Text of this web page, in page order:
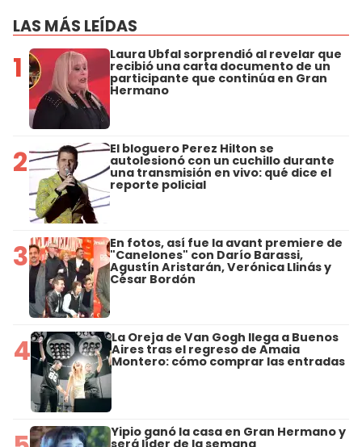
LAS MÁS LEÍDAS
1 Laura Ubfal sorprendió al revelar que
recibió una carta documento de un
participante que continúa en Gran
Hermano
2 El bloguero Perez Hilton se
autolesionó con un cuchillo durante
una transmisión en vivo: qué dice el
reporte policial
3 En fotos, así fue la avant premiere de
"Canelones" con Darío Barassi,
Agustín Aristarán, Verónica Llinás y
César Bordón
4 La Oreja de Van Gogh llega a Buenos
Aires tras el regreso de Amaia
Montero: cómo comprar las entradas
Yipio ganó la casa en Gran Hermano y
será líder de la semana